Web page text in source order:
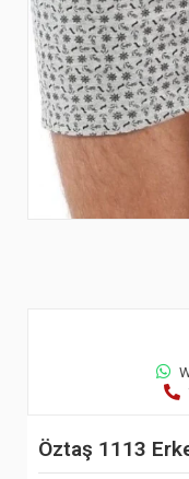
Öztaş 1113